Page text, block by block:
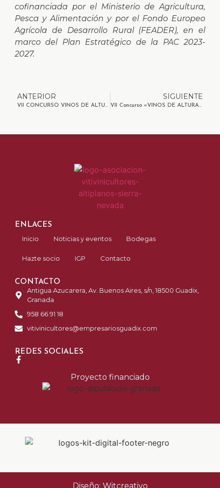
cofinanciada por el Ministerio de Agricultura,
Pesca y Alimentación y por el Fondo Europeo
Agrícola de Desarrollo Rural (FEADER), en el
marco del Plan Estratégico de la PAC 2023-
2027.
ANTERIOR
VII CONCURSO VINOS DE ALTURA-IGP ALTIPLANO DE SIERRA NEVADA
SIGUIENTE
VII Concurso «VINOS DE ALTURA» IGP Altiplano se Sierra Nevada
ENLACES
Inicio
Noticias y eventos Bodegas
Hazte socio IGP Contacto
CONTACTO
Antigua Azucarera, Av. Buenos Aires, s/n, 18500 Guadix,
Granada
958 66 91 18
vitivinicultores@empresariosguadix.com
REDES SOCIALES
Proyecto financiado
Diseño: Witcreativo